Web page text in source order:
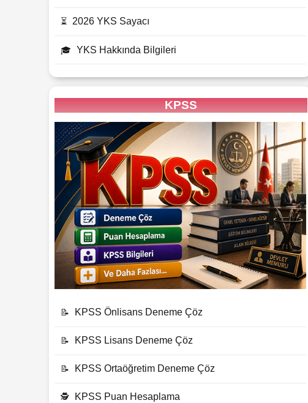
⏳ 2026 YKS Sayacı
🎓 YKS Hakkında Bilgileri
KPSS
📝 KPSS Önlisans Deneme Çöz
📝 KPSS Lisans Deneme Çöz
📝 KPSS Ortaöğretim Deneme Çöz
🕵 KPSS Puan Hesaplama